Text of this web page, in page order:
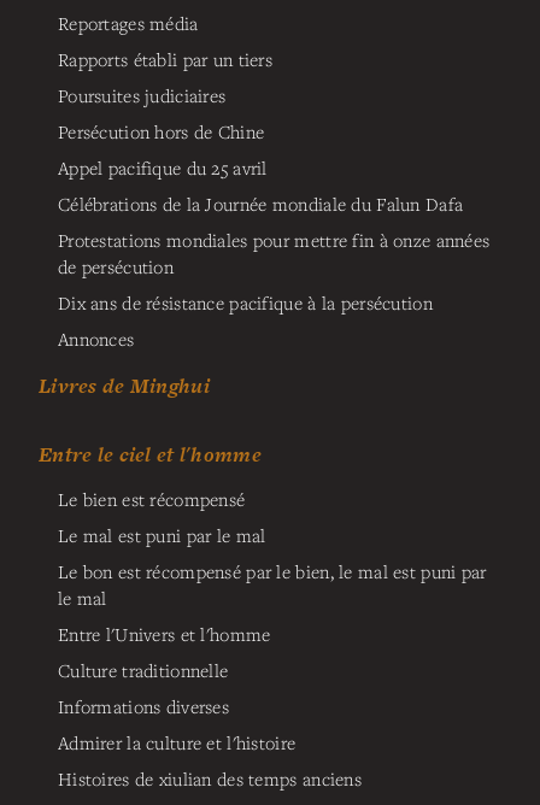
Reportages média
Rapports établi par un tiers
Poursuites judiciaires
Persécution hors de Chine
Appel pacifique du 25 avril
Célébrations de la Journée mondiale du Falun Dafa
Protestations mondiales pour mettre fin à onze années
de persécution
Dix ans de résistance pacifique à la persécution
Annonces
Livres de Minghui
Entre le ciel et l'homme
Le bien est récompensé
Le mal est puni par le mal
Le bon est récompensé par le bien, le mal est puni par
le mal
Entre l'Univers et l'homme
Culture traditionnelle
Informations diverses
Admirer la culture et l'histoire
Histoires de xiulian des temps anciens